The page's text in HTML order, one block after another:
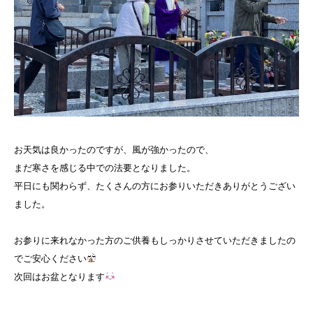
お天気は良かったのですが、風が強かったので、
まだ寒さを感じる中での法要となりました。
平日にも関わらず、たくさんの方にお参りいただきありがとうござい
ました。
お参りに来れなかった方のご供養もしっかりさせていただきましたの
でご安心ください
次回はお盆となります